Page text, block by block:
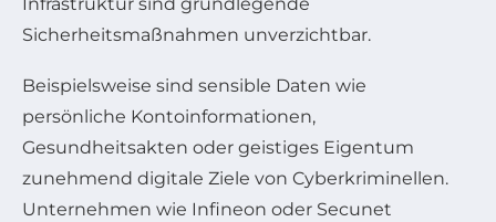
Sicherheitsmaßnahmen unverzichtbar.
Beispielsweise sind sensible Daten wie
persönliche Kontoinformationen,
Gesundheitsakten oder geistiges Eigentum
zunehmend digitale Ziele von Cyberkriminellen.
Unternehmen wie Infineon oder Secunet